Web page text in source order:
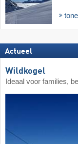
Actueel
Wildkogel
Ideaal voor families,